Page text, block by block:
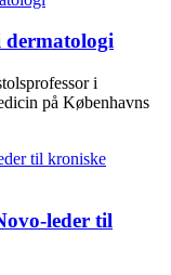
dermatologi
i
på Københavns
leder til